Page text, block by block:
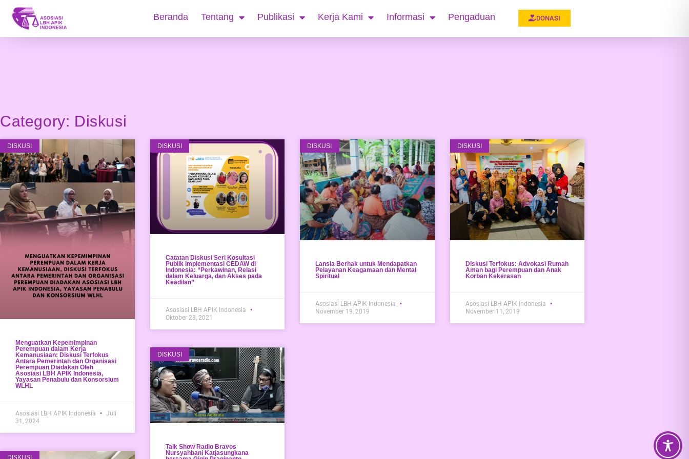
Beranda Tentang Publikasi Kerja Kami Informasi Pengaduan DONASI
Category: Diskusi
DISKUSI
Menguatkan Kepemimpinan
Perempuan dalam Kerja
Kemanusiaan: Diskusi Terfokus
Antara Pemerintah dan Organisasi
Perempuan Diadakan Oleh
Asosiasi LBH APIK Indonesia,
Yayasan Penabulu dan Konsorsium
WLHL
Asosiasi LBH APIK Indonesia
Juli
31, 2024
DISKUSI
Catatan Diskusi Seri Kosultasi
Publik Implementasi CEDAW di
Indonesia: “Perkawinan, Relasi
dalam Keluarga, dan Akses pada
Keadilan”
Asosiasi LBH APIK Indonesia
Oktober 28, 2021
DISKUSI
Lansia Berhak untuk Mendapatkan
Pelayanan Keagamaan dan Mental
Spiritual
Asosiasi LBH APIK Indonesia
November 19, 2019
DISKUSI
Diskusi Terfokus: Advokasi Rumah
Aman bagi Perempuan dan Anak
Korban Kekerasan
Asosiasi LBH APIK Indonesia
November 11, 2019
DISKUSI
Talk Show Radio Bravos
Nursyahbani Katjasungkana